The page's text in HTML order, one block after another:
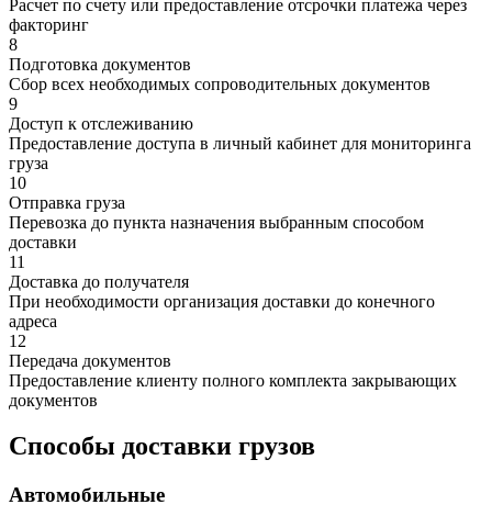
Расчет по счету или предоставление отсрочки платежа через
факторинг
8
Подготовка документов
Сбор всех необходимых сопроводительных документов
9
Доступ к отслеживанию
Предоставление доступа в личный кабинет для мониторинга
груза
10
Отправка груза
Перевозка до пункта назначения выбранным способом
доставки
11
Доставка до получателя
При необходимости организация доставки до конечного
адреса
12
Передача документов
Предоставление клиенту полного комплекта закрывающих
документов
Способы доставки грузов
Автомобильные